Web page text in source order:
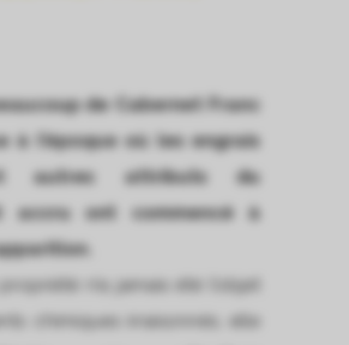
de Cabernet Franc
à l’époque où les engrais
autres attributs du
accru ont commencé à
n’a jamais été l’objet
chimiques irraisonnés, elle